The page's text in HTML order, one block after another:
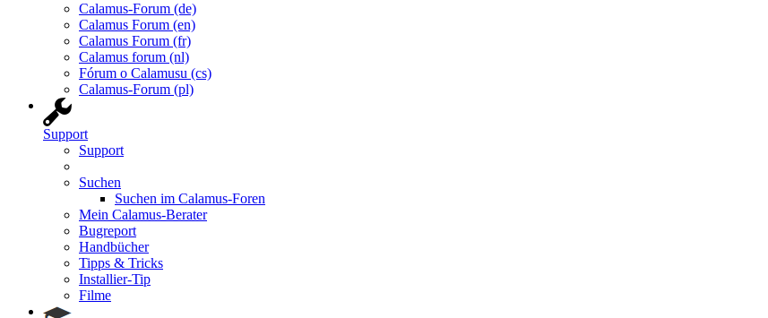
Calamus-Forum (de)
Calamus Forum (en)
Calamus Forum (fr)
Calamus forum (nl)
Fórum o Calamusu (cs)
Calamus-Forum (pl)
Support
Support
Suchen
Suchen im Calamus-Foren
Mein Calamus-Berater
Bugreport
Handbücher
Tipps & Tricks
Installier-Tip
Filme